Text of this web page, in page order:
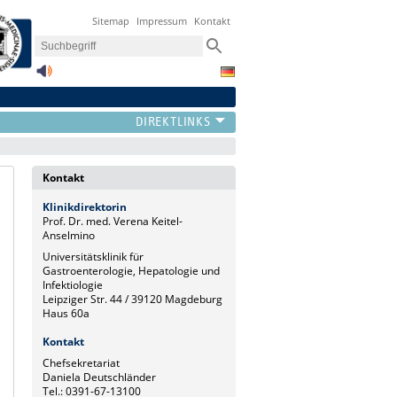
Sitemap Impressum Kontakt
Kontakt
Klinikdirektorin
Prof. Dr. med. Verena Keitel-
Anselmino
Universitätsklinik für
Gastroenterologie, Hepatologie und
Infektiologie
Leipziger Str. 44 / 39120 Magdeburg
Haus 60a
Kontakt
Chefsekretariat
Daniela Deutschländer
Tel.: 0391-67-13100